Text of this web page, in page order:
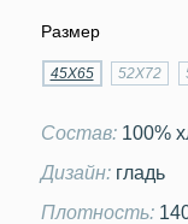
Размер
45Х65 52Х72
Состав: 100%
Дизайн: гладь
Плотность: